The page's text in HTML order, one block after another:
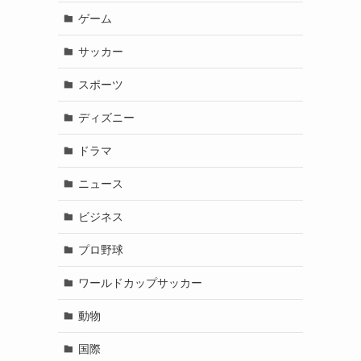
ゲーム
サッカー
スポーツ
ディズニー
ドラマ
ニュース
ビジネス
プロ野球
ワールドカップサッカー
動物
国際